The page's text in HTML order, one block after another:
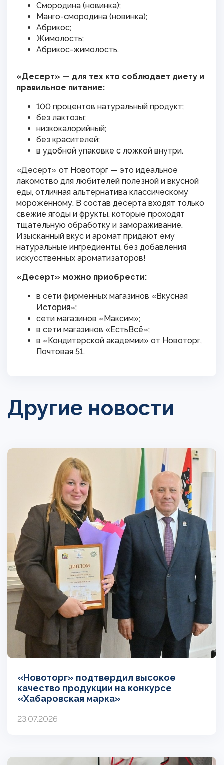
Смородина (новинка);
Манго-смородина (новинка);
Абрикос;
Жимолость;
Абрикос-жимолость.
«Десерт» — для тех кто соблюдает диету и
правильное питание:
100 процентов натуральный продукт;
без лактозы;
низкокалорийный;
без красителей;
в удобной упаковке с ложкой внутри.
«Десерт» от Новоторг — это идеальное
лакомство для любителей полезной и вкусной
еды, отличная альтернатива классическому
мороженному. В состав десерта входят только
свежие ягоды и фрукты, которые проходят
тщательную обработку и замораживание.
Изысканный вкус и аромат придают ему
натуральные ингредиенты, без добавления
искусственных ароматизаторов!
«Десерт» можно приобрести:
в сети фирменных магазинов «Вкусная
История»;
сети магазинов «Максим»;
в сети магазинов «ЕстьВсё»;
в «Кондитерской академии» от Новоторг,
Почтовая 51.
Другие новости
«Новоторг» подтвердил высокое
качество продукции на конкурсе
«Хабаровская марка»
23.07.2026